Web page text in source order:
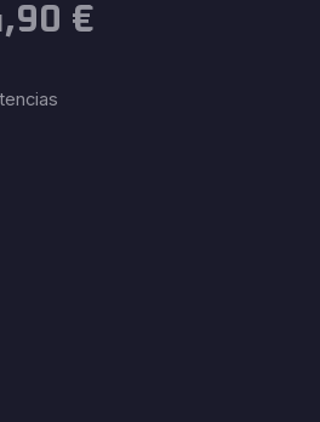
€